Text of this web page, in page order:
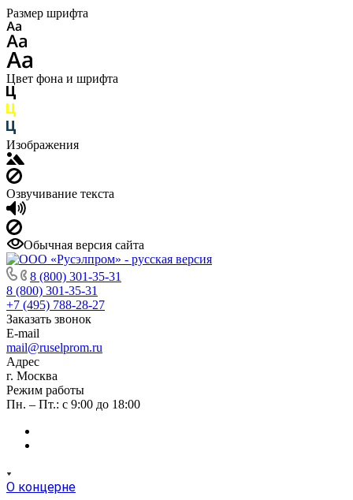
Размер шрифта
Цвет фона и шрифта
Изображения
Озвучивание текста
Обычная версия сайта
8 (800) 301-35-31
8 (800) 301-35-31
+7 (495) 788-28-27
Заказать звонок
E-mail
mail@ruselprom.ru
Адрес
г. Москва
Режим работы
Пн. – Пт.: с 9:00 до 18:00
О концерне